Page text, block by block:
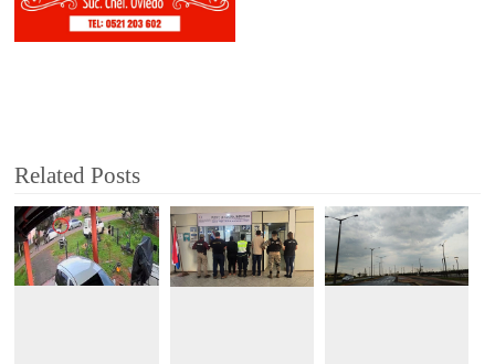
Related Posts